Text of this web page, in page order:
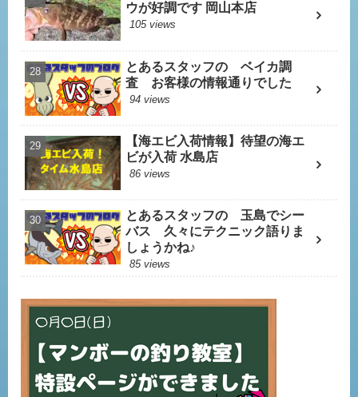
ウが好調です 岡山本店
105 views
とあるスタッフの ベイカ調
査 お客様の情報通りでした
94 views
【海エビ入荷情報】待望の海エ
ビが入荷 水島店
86 views
とあるスタッフの 玉島でシー
バス 久々にテクニック語りま
しょうかね♪
85 views